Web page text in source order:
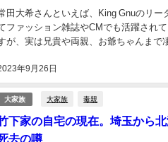
年9月26日
田大希さんといえば、King Gnuのリ
ファッション雑誌やCMでも活躍され
が、実は兄貴や両親、お爺ちゃんまで
大家族 大家族 毒親
下家の自宅の現在。埼玉から
去の噂